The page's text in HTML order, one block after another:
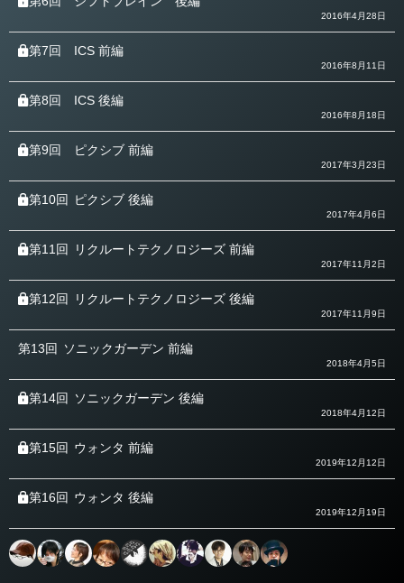
2016年4月28日
第7回 ICS 前編
2016年8月11日
第8回 ICS 後編
2016年8月18日
第9回 ピクシブ 前編
2017年3月23日
第10回 ピクシブ 後編
2017年4月6日
第11回 リクルートテクノロジーズ 前編
2017年11月2日
第12回 リクルートテクノロジーズ 後編
2017年11月9日
第13回 ソニックガーデン 前編
2018年4月5日
第14回 ソニックガーデン 後編
2018年4月12日
第15回 ウォンタ 前編
2019年12月12日
第16回 ウォンタ 後編
2019年12月19日